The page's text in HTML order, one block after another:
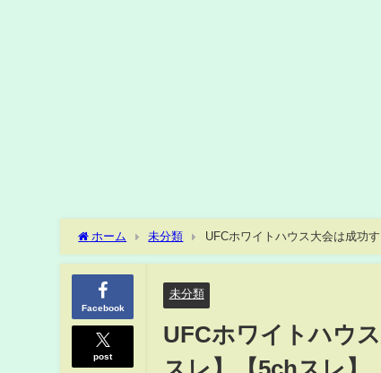
ホーム 未分類 UFCホワイトハウス大会は成功
Facebook
post
未分類
UFCホワイトハウ
スレ】【5chスレ】